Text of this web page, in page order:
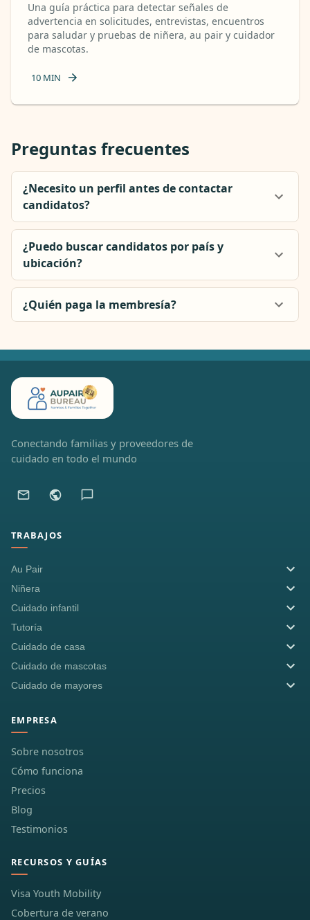
Una guía práctica para detectar señales de
advertencia en solicitudes, entrevistas, encuentros
para saludar y pruebas de niñera, au pair y cuidador
de mascotas.
10 MIN
Preguntas frecuentes
¿Necesito un perfil antes de contactar
candidatos?
¿Puedo buscar candidatos por país y
ubicación?
¿Quién paga la membresía?
Conectando familias y proveedores de
cuidado en todo el mundo
TRABAJOS
Au Pair
Niñera
Cuidado infantil
Tutoría
Cuidado de casa
Cuidado de mascotas
Cuidado de mayores
EMPRESA
Sobre nosotros
Cómo funciona
Precios
Blog
Testimonios
RECURSOS Y GUÍAS
Visa Youth Mobility
Cobertura de verano